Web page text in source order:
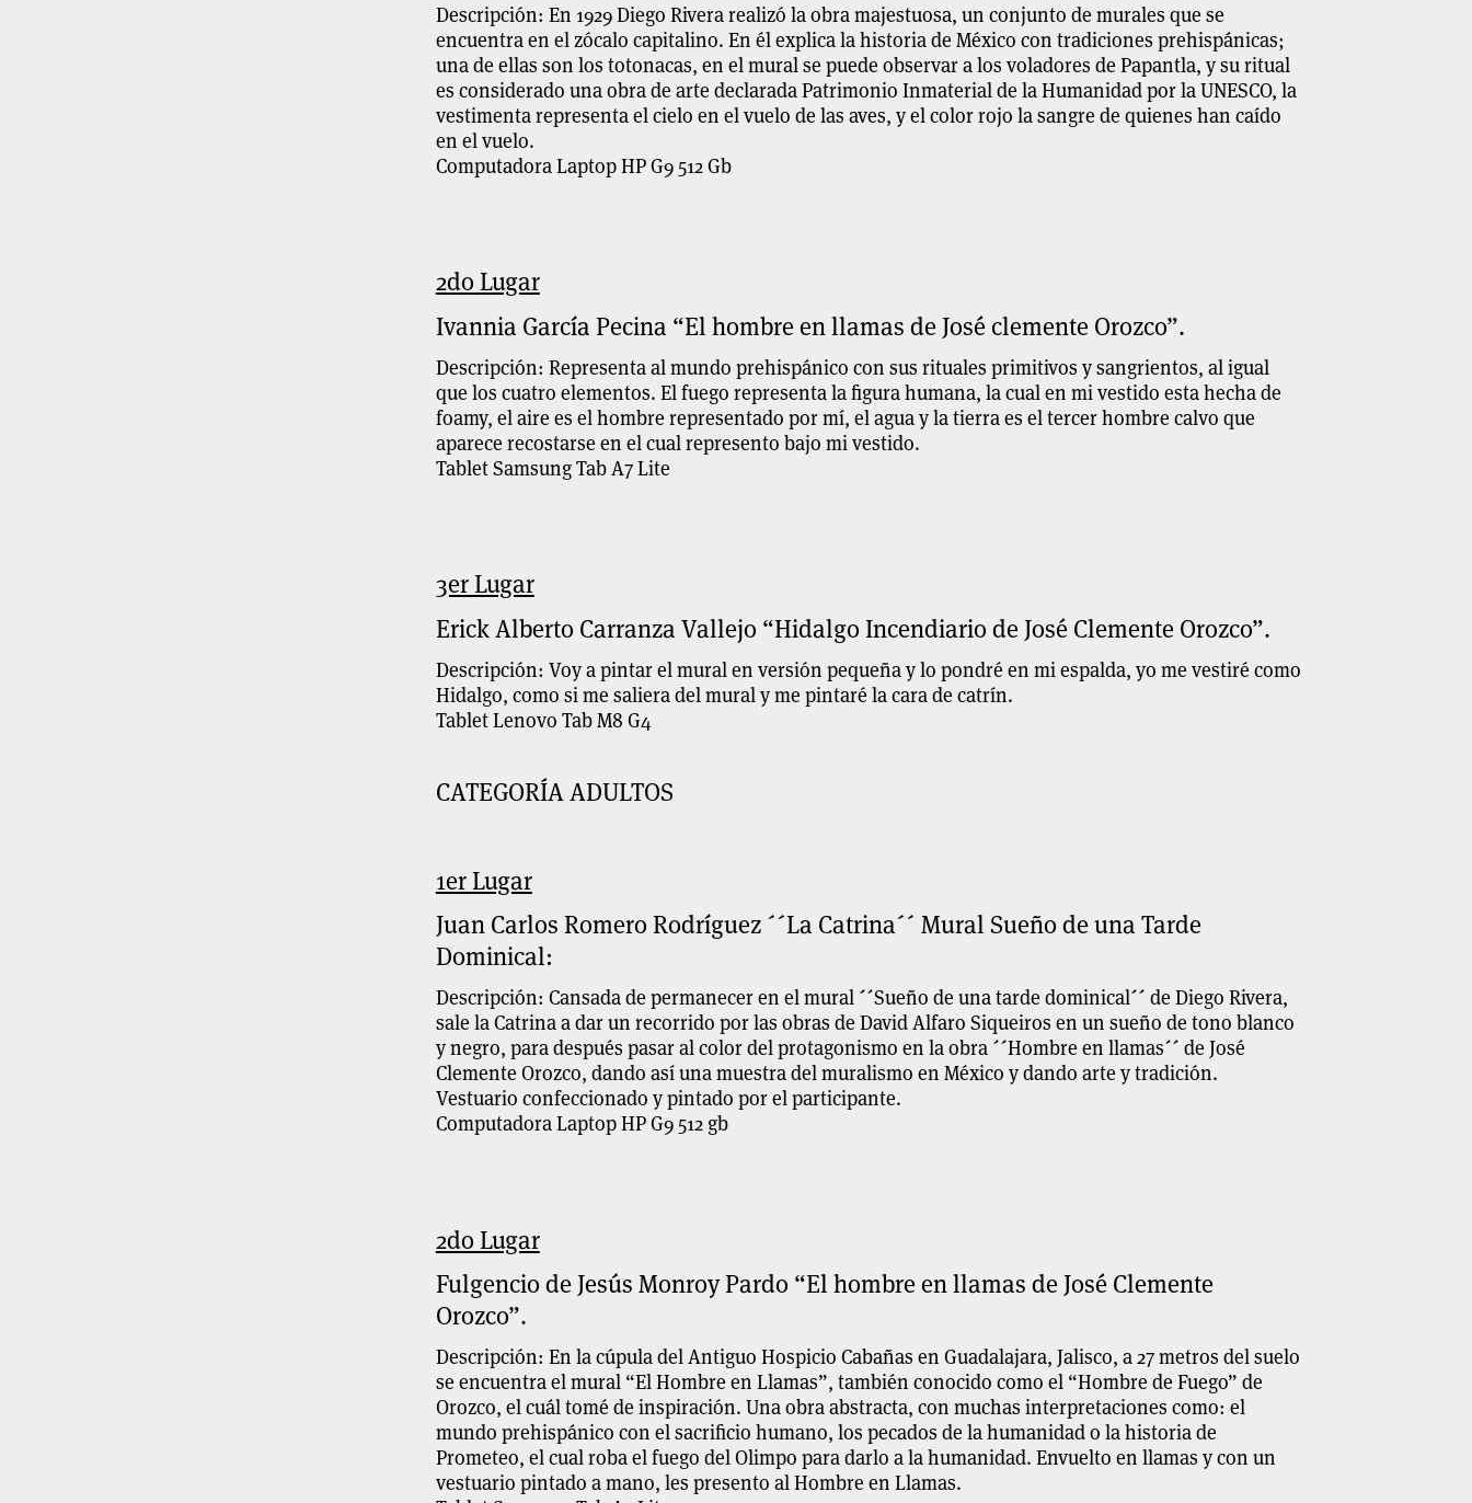
Descripción: En 1929 Diego Rivera realizó la obra majestuosa, un conjunto de murales que se
encuentra en el zócalo capitalino. En él explica la historia de México con tradiciones prehispánicas;
una de ellas son los totonacas, en el mural se puede observar a los voladores de Papantla, y su ritual
es considerado una obra de arte declarada Patrimonio Inmaterial de la Humanidad por la UNESCO, la
vestimenta representa el cielo en el vuelo de las aves, y el color rojo la sangre de quienes han caído
en el vuelo.
Computadora Laptop HP G9 512 Gb
2do Lugar
Ivannia García Pecina “El hombre en llamas de José clemente Orozco”.
Descripción: Representa al mundo prehispánico con sus rituales primitivos y sangrientos, al igual
que los cuatro elementos. El fuego representa la figura humana, la cual en mi vestido esta hecha de
foamy, el aire es el hombre representado por mí, el agua y la tierra es el tercer hombre calvo que
aparece recostarse en el cual represento bajo mi vestido.
Tablet Samsung Tab A7 Lite
3er Lugar
Erick Alberto Carranza Vallejo “Hidalgo Incendiario de José Clemente Orozco”.
Descripción: Voy a pintar el mural en versión pequeña y lo pondré en mi espalda, yo me vestiré como
Hidalgo, como si me saliera del mural y me pintaré la cara de catrín.
Tablet Lenovo Tab M8 G4
CATEGORÍA ADULTOS
1er Lugar
Juan Carlos Romero Rodríguez ´´La Catrina´´ Mural Sueño de una Tarde
Dominical:
Descripción: Cansada de permanecer en el mural ´´Sueño de una tarde dominical´´ de Diego Rivera,
sale la Catrina a dar un recorrido por las obras de David Alfaro Siqueiros en un sueño de tono blanco
y negro, para después pasar al color del protagonismo en la obra ´´Hombre en llamas´´ de José
Clemente Orozco, dando así una muestra del muralismo en México y dando arte y tradición.
Vestuario confeccionado y pintado por el participante.
Computadora Laptop HP G9 512 gb
2do Lugar
Fulgencio de Jesús Monroy Pardo “El hombre en llamas de José Clemente
Orozco”.
Descripción: En la cúpula del Antiguo Hospicio Cabañas en Guadalajara, Jalisco, a 27 metros del suelo
se encuentra el mural “El Hombre en Llamas”, también conocido como el “Hombre de Fuego” de
Orozco, el cuál tomé de inspiración. Una obra abstracta, con muchas interpretaciones como: el
mundo prehispánico con el sacrificio humano, los pecados de la humanidad o la historia de
Prometeo, el cual roba el fuego del Olimpo para darlo a la humanidad. Envuelto en llamas y con un
vestuario pintado a mano, les presento al Hombre en Llamas.